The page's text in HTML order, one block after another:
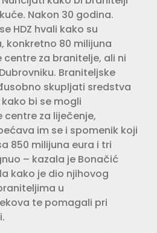
Nakon 30 godina.
HDZ hvali kako su
konkretno 80 milijuna
centre za branitelje, ali ni
Braniteljske
skupljati sredstva
bi se mogli
za liječenje,
im se i spomenik koji
850 milijuna eura i tri
– kazala je Bonačić
kako je dio njihovog
u
te pomagali pri